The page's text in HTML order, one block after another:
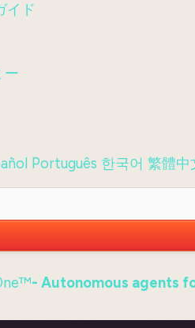
イド
ー
Português 한국어 繁體中
- Autonomous agents